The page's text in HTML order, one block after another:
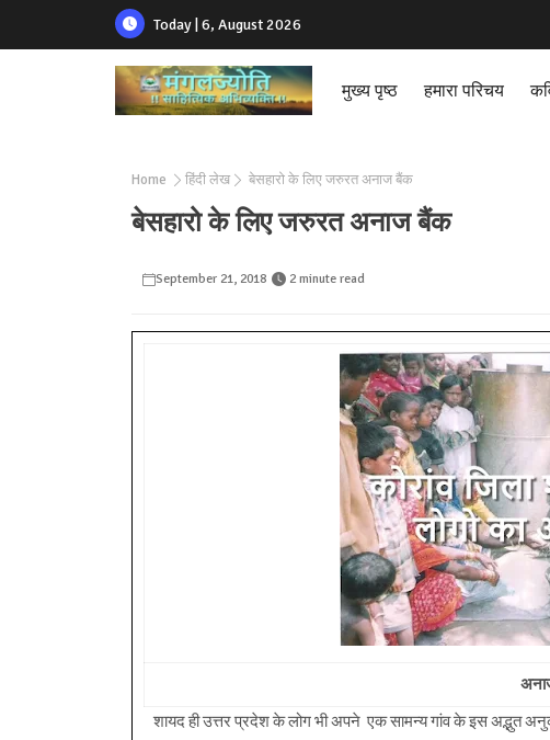
Today | 6, August 2026
मुख्य पृष्ठ हमारा परिचय
Home हिंदी लेख बेसहारो के लिए जरुरत अनाज बैंक
बेसहारो के लिए जरुरत अनाज बैंक
September 21, 2018 2 minute read
शायद ही उत्तर प्रदेश के लोग भी अपने एक सामन्य गांव के इस अद्भुत